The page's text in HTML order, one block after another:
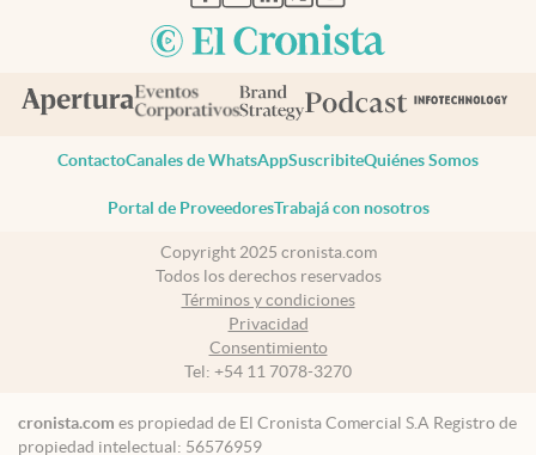
ContactoCanales de WhatsAppSuscribiteQuiénes Somos
Portal de ProveedoresTrabajá con nosotros
Copyright 2025 cronista.com
Todos los derechos reservados
Términos y condiciones
Privacidad
Consentimiento
Tel: +54 11 7078-3270
cronista.com es propiedad de El Cronista Comercial S.A Registro de
propiedad intelectual: 56576959